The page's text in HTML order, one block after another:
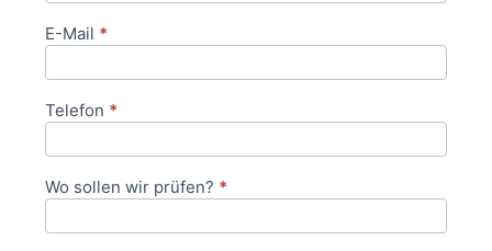
E-Mail *
Telefon *
Wo sollen wir prüfen? *